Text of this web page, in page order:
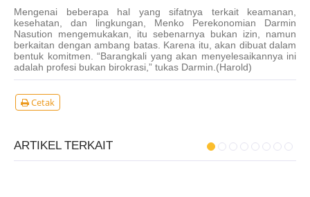
Mengenai beberapa hal yang sifatnya terkait keamanan,
kesehatan, dan lingkungan, Menko Perekonomian Darmin
Nasution mengemukakan, itu sebenarnya bukan izin, namun
berkaitan dengan ambang batas. Karena itu, akan dibuat dalam
bentuk komitmen. “Barangkali yang akan menyelesaikannya ini
adalah profesi bukan birokrasi,” tukas Darmin.(Harold)
Cetak
ARTIKEL TERKAIT